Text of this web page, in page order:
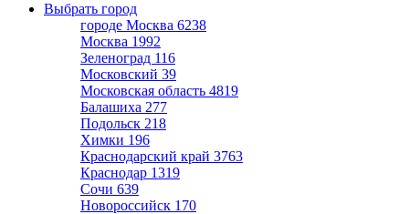
Выбрать город
городе Москва 6238
Москва 1992
Зеленоград 116
Московский 39
Московская область 4819
Балашиха 277
Подольск 218
Химки 196
Краснодарский край 3763
Краснодар 1319
Сочи 639
Новороссийск 170